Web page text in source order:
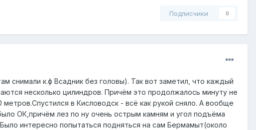
Подписчики 0
снимали к.ф Всадник без головы). Так вот заметил, что каждый
несколько цилиндров. Причём это продолжалось минуту не
в Кисловодск - всё как рукой сняло. А вообще
ОК,причём лез по ну очень острым камням и угол подъёма
интересно попытаться подняться на сам Бермамыт(около